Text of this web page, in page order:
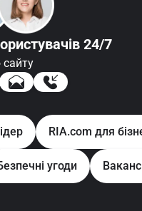
24/7
RIA.com для
угоди